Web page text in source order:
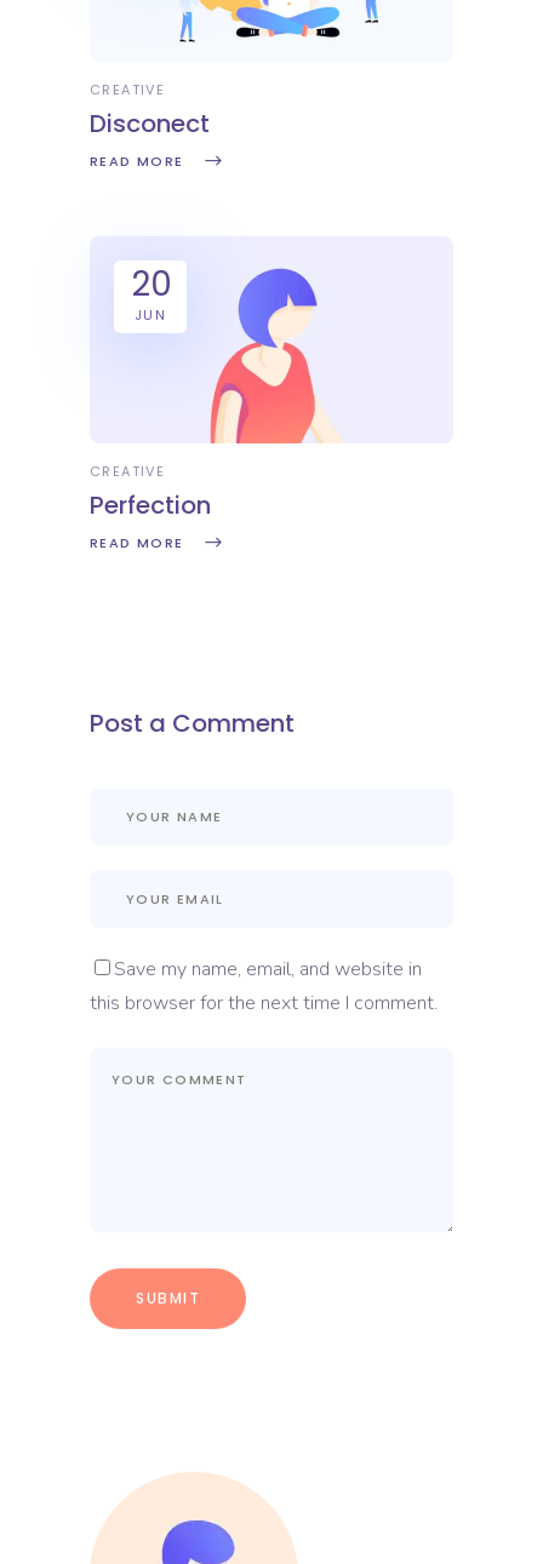
CREATIVE
Disconect
READ MORE
20
JUN
CREATIVE
Perfection
READ MORE
Post a Comment
Save my name, email, and website in
this browser for the next time I comment.